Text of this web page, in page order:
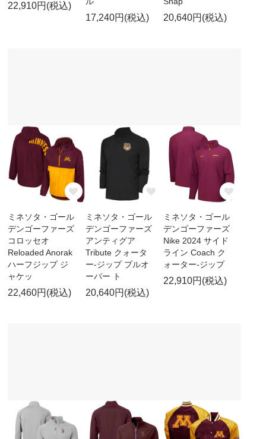
22,910円(税込)
17,240円(税込) 20,640円(税込)
ミネソタ・ゴール
デンゴーファーズ
コロッセオ
Reloaded Anorak
ハーフジップ ジ
ャケッ
22,460円(税込)
ミネソタ・ゴール
デンゴーファーズ
アンティグア
Tribute クォータ
ー-ジップ プルオ
ーバー ト
20,640円(税込)
ミネソタ・ゴール
デンゴーファーズ
Nike 2024 サイド
ライン Coach ク
ォーター-ジップ
22,910円(税込)